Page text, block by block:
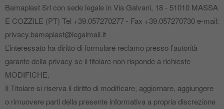
Bamaplast Srl con sede legale in Via Galvani, 18 - 51010 MASSA
E COZZILE (PT) Tel +39.057270277 - Fax +39.057270730 e‐mail:
privacy.bamaplast@legalmail.it
L’interessato ha diritto di formulare reclamo presso l’autorità
garante della privacy se il titolare non risponde a richieste
MODIFICHE.
Il Titolare si riserva il diritto di modificare, aggiornare, aggiungere
o rimuovere parti della presente informativa a propria discrezione